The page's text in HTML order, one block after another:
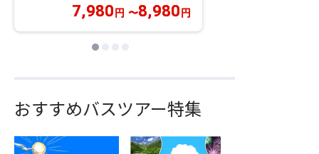
7,980 円 〜8,980 円
おすすめバスツアー特集